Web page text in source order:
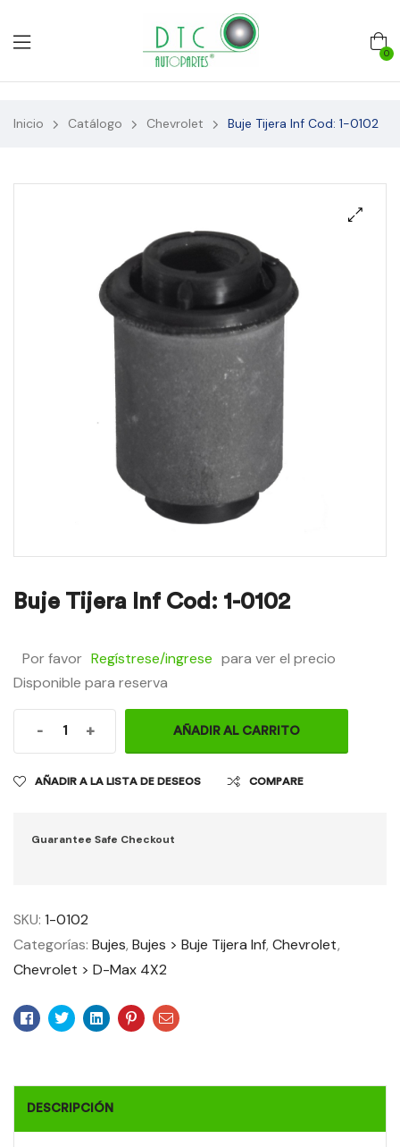
0
Inicio Catálogo Chevrolet Buje Tijera Inf Cod: 1-0102
Buje Tijera Inf Cod: 1-0102
Por favor Regístrese/ingrese para ver el precio
Disponible para reserva
- + AÑADIR AL CARRITO
AÑADIR A LA LISTA DE DESEOS COMPARE
Guarantee Safe Checkout
SKU: 1-0102
Categorías: Bujes, Bujes > Buje Tijera Inf, Chevrolet,
Chevrolet > D-Max 4X2
Facebook
TwitterLinkedinPinterest
Email
DESCRIPCIÓN